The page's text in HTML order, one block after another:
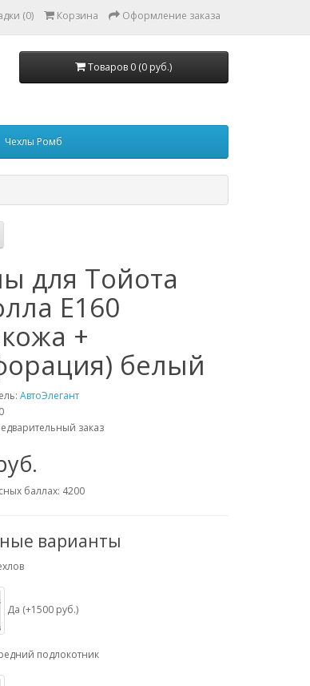
(0) Корзина Оформление заказа
Товаров 0 (0 руб.)
Чехлы Ромб
для Тойота
Е160
+
белый
АвтоЭлегант
заказ
баллах: 4200
варианты
Да (+1500 руб.)
подлокотник